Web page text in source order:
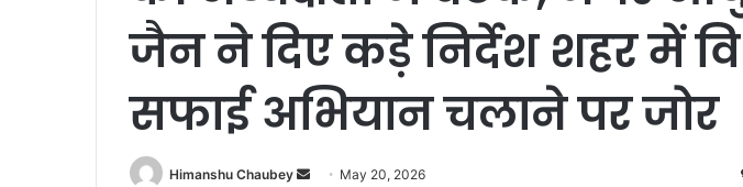
जैन ने दिए कड़े निर्देश शहर में
सफाई अभियान चलाने पर जोर
Himanshu Chaubey May 20, 2026